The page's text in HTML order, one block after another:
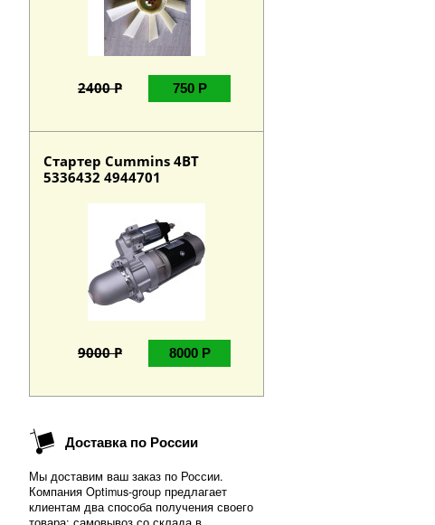
2400 Р 750 Р
Стартер Cummins 4BT
5336432 4944701
9000 Р 8000 Р
Доставка по России
Мы доставим ваш заказ по России.
Компания Optimus-group предлагает
клиентам два способа получения своего